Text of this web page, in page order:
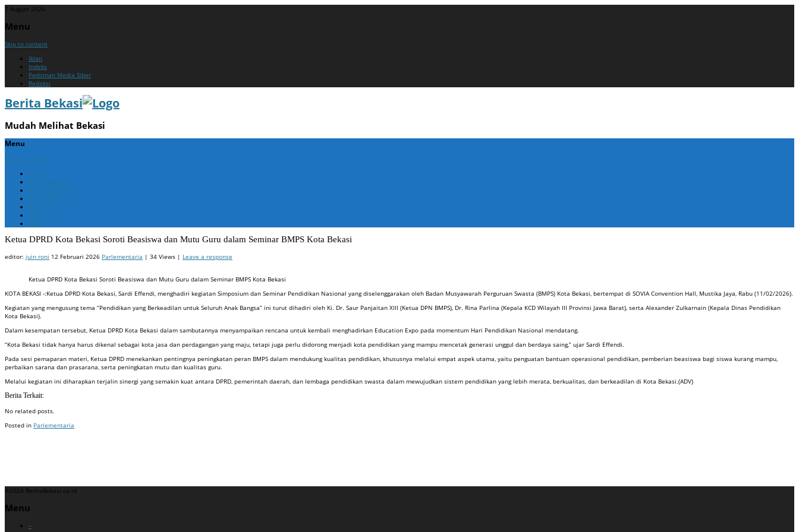
7 August 2026
Menu
Skip to content
Iklan
Indeks
Pedoman Media Siber
Redaksi
Berita Bekasi
Mudah Melihat Bekasi
Menu
Skip to content
Home
Berita Bekasi
Berita Cikarang
Berita Jabar
Nasional
Politik
ADV
Ketua DPRD Kota Bekasi Soroti Beasiswa dan Mutu Guru dalam Seminar BMPS Kota Bekasi
editor: juin roni 12 Februari 2026 Parlementaria | 34 Views | Leave a response
Ketua DPRD Kota Bekasi Soroti Beasiswa dan Mutu Guru dalam Seminar BMPS Kota Bekasi
KOTA BEKASI -:Ketua DPRD Kota Bekasi, Sardi Effendi, menghadiri kegiatan Simposium dan Seminar Pendidikan Nasional yang diselenggarakan oleh Badan Musyawarah Perguruan Swasta (BMPS) Kota Bekasi, bertempat di SOVIA Convention Hall, Mustika Jaya, Rabu (11/02/2026).
Kegiatan yang mengusung tema “Pendidikan yang Berkeadilan untuk Seluruh Anak Bangsa” ini turut dihadiri oleh Ki. Dr. Saur Panjaitan XIII (Ketua DPN BMPS), Dr. Rina Parlina (Kepala KCD Wilayah III Provinsi Jawa Barat), serta Alexander Zulkarnain (Kepala Dinas Pendidikan
Kota Bekasi).
Dalam kesempatan tersebut, Ketua DPRD Kota Bekasi dalam sambutannya menyampaikan rencana untuk kembali menghadirkan Education Expo pada momentum Hari Pendidikan Nasional mendatang.
“Kota Bekasi tidak hanya harus dikenal sebagai kota jasa dan perdagangan yang maju, tetapi juga perlu didorong menjadi kota pendidikan yang mampu mencetak generasi unggul dan berdaya saing,” ujar Sardi Effendi.
Pada sesi pemaparan materi, Ketua DPRD menekankan pentingnya peningkatan peran BMPS dalam mendukung kualitas pendidikan, khususnya melalui empat aspek utama, yaitu penguatan bantuan operasional pendidikan, pemberian beasiswa bagi siswa kurang mampu,
perbaikan sarana dan prasarana, serta peningkatan mutu dan kualitas guru.
Melalui kegiatan ini diharapkan terjalin sinergi yang semakin kuat antara DPRD, pemerintah daerah, dan lembaga pendidikan swasta dalam mewujudkan sistem pendidikan yang lebih merata, berkualitas, dan berkeadilan di Kota Bekasi.(ADV)
Berita Terkait:
No related posts.
Posted in Parlementaria
©2024 BeritaBekasi.co.id
Menu
–